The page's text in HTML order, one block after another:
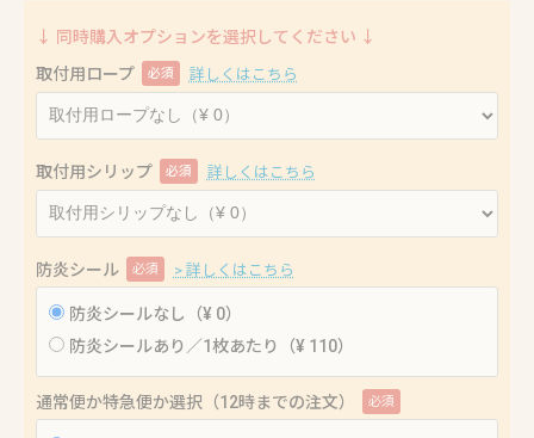
↓ 同時購入オプションを選択してください ↓
取付用ロープ
必須 詳しくはこちら
取付用シリップ 必須 詳しくはこちら
防炎シール 必須 > 詳しくはこちら
防炎シールなし（¥ 0）
防炎シールあり／1枚あたり（¥ 110）
通常便か特急便か選択（12時までの注文） 必須